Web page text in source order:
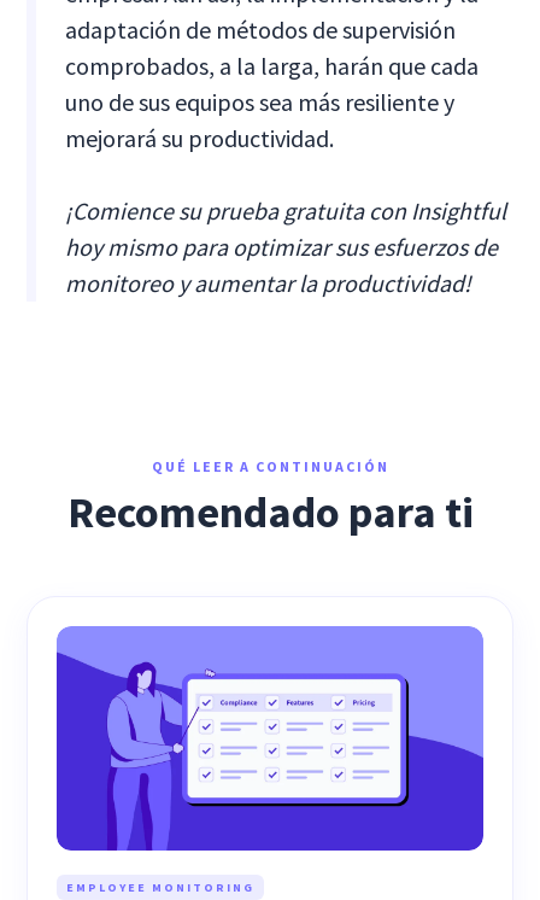
adaptación de métodos de supervisión
comprobados, a la larga, harán que cada
uno de sus equipos sea más resiliente y
mejorará su productividad.
¡Comience su prueba gratuita con Insightful
hoy mismo para optimizar sus esfuerzos de
monitoreo y aumentar la productividad!
QUÉ LEER A CONTINUACIÓN
Recomendado para ti
EMPLOYEE MONITORING